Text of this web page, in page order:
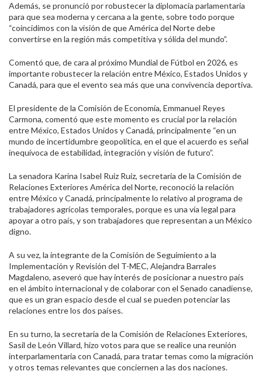
Además, se pronunció por robustecer la diplomacia parlamentaria
para que sea moderna y cercana a la gente, sobre todo porque
“coincidimos con la visión de que América del Norte debe
convertirse en la región más competitiva y sólida del mundo”.
Comentó que, de cara al próximo Mundial de Fútbol en 2026, es
importante robustecer la relación entre México, Estados Unidos y
Canadá, para que el evento sea más que una convivencia deportiva.
El presidente de la Comisión de Economía, Emmanuel Reyes
Carmona, comentó que este momento es crucial por la relación
entre México, Estados Unidos y Canadá, principalmente “en un
mundo de incertidumbre geopolítica, en el que el acuerdo es señal
inequívoca de estabilidad, integración y visión de futuro”.
La senadora Karina Isabel Ruiz Ruiz, secretaria de la Comisión de
Relaciones Exteriores América del Norte, reconoció la relación
entre México y Canadá, principalmente lo relativo al programa de
trabajadores agrícolas temporales, porque es una vía legal para
apoyar a otro país, y son trabajadores que representan a un México
digno.
A su vez, la integrante de la Comisión de Seguimiento a la
Implementación y Revisión del T-MEC, Alejandra Barrales
Magdaleno, aseveró que hay interés de posicionar a nuestro país
en el ámbito internacional y de colaborar con el Senado canadiense,
que es un gran espacio desde el cual se pueden potenciar las
relaciones entre los dos países.
En su turno, la secretaria de la Comisión de Relaciones Exteriores,
Sasil de León Villard, hizo votos para que se realice una reunión
interparlamentaria con Canadá, para tratar temas como la migración
y otros temas relevantes que conciernen a las dos naciones.